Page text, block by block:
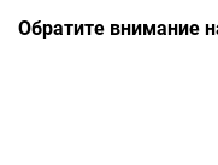
Обратите внимание